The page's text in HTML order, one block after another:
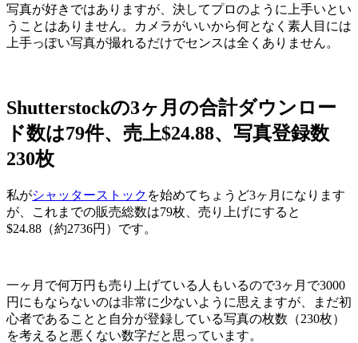
写真が好きではありますが、決してプロのように上手いとい
うことはありません。カメラがいいから何となく素人目には
上手っぽい写真が撮れるだけでセンスは全くありません。
Shutterstockの3ヶ月の合計ダウンロー
ド数は79件、売上$24.88、写真登録数
230枚
私がシャッターストック を始めてちょうど3ヶ月になります
が、これまでの販売総数は79枚、売り上げにすると
$24.88（約2736円）です。
一ヶ月で何万円も売り上げている人もいるので3ヶ月で3000
円にもならないのは非常に少ないように思えますが、まだ初
心者であることと自分が登録している写真の枚数（230枚）
を考えると悪くない数字だと思っています。